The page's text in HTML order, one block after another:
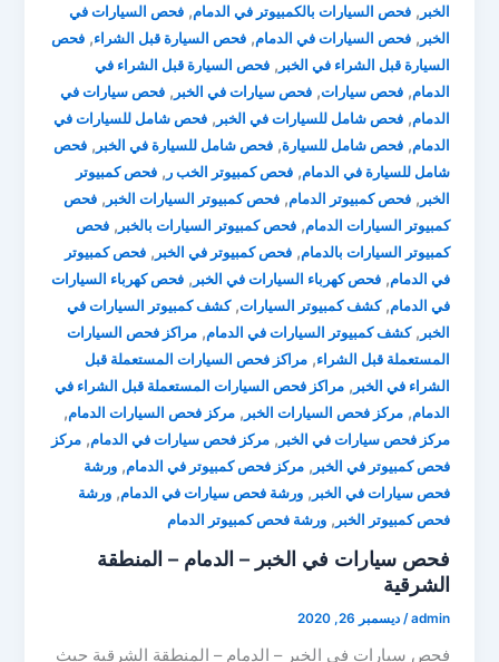
الخبر ,فحص السيارات بالكمبيوتر في الدمام,فحص السيارات في
الخبر ,فحص السيارات في الدمام,فحص السيارة قبل الشراء,فحص
السيارة قبل الشراء في الخبر ,فحص السيارة قبل الشراء في
الدمام,فحص سيارات,فحص سيارات في الخبر ,فحص سيارات في
الدمام,فحص شامل للسيارات في الخبر ,فحص شامل للسيارات في
الدمام,فحص شامل للسيارة,فحص شامل للسيارة في الخبر ,فحص
شامل للسيارة في الدمام,فحص كمبيوتر الخب ر ,فحص كمبيوتر
الخبر ,فحص كمبيوتر الدمام,فحص كمبيوتر السيارات الخبر ,فحص
كمبيوتر السيارات الدمام,فحص كمبيوتر السيارات بالخبر ,فحص
كمبيوتر السيارات بالدمام,فحص كمبيوتر في الخبر ,فحص كمبيوتر
في الدمام,فحص كهرباء السيارات في الخبر ,فحص كهرباء السيارات
في الدمام,كشف كمبيوتر السيارات,كشف كمبيوتر السيارات في
الخبر ,كشف كمبيوتر السيارات في الدمام,مراكز فحص السيارات
المستعملة قبل الشراء,مراكز فحص السيارات المستعملة قبل
الشراء في الخبر ,مراكز فحص السيارات المستعملة قبل الشراء في
الدمام,مركز فحص السيارات الخبر ,مركز فحص السيارات الدمام,
مركز فحص سيارات في الخبر ,مركز فحص سيارات في الدمام,مركز
فحص كمبيوتر في الخبر ,مركز فحص كمبيوتر في الدمام,ورشة
فحص سيارات في الخبر ,ورشة فحص سيارات في الدمام,ورشة
فحص كمبيوتر الخبر ,ورشة فحص كمبيوتر الدمام
فحص سيارات في الخبر – الدمام – المنطقة
الشرقية
admin
/ديسمبر 26, 2020
فحص سيارات في الخبر – الدمام – المنطقة الشرقية حيث